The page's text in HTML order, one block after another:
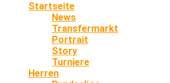
Startseite
News
Transfermarkt
Portrait
Story
Turniere
Herren